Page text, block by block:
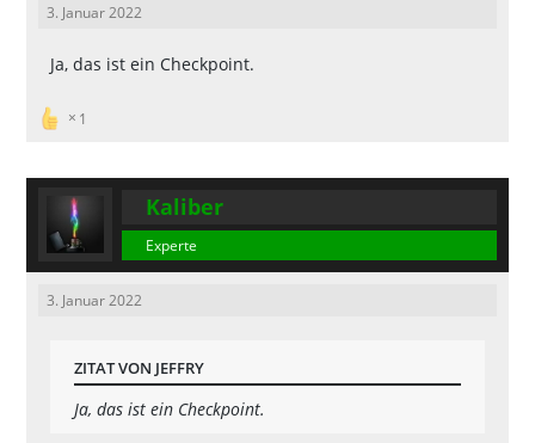
3. Januar 2022
Ja, das ist ein Checkpoint.
1
Kaliber
Experte
3. Januar 2022
ZITAT VON JEFFRY
Ja, das ist ein Checkpoint.